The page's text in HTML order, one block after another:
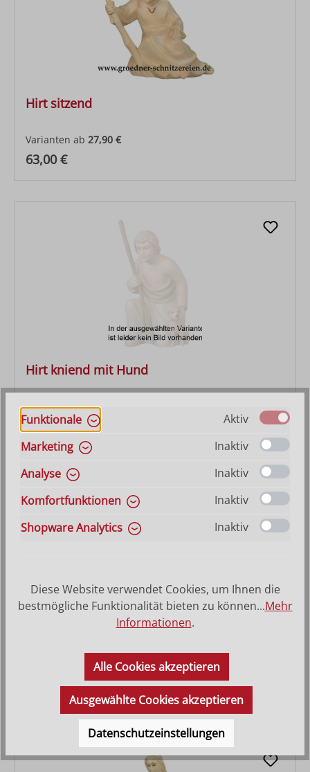
Hirt sitzend
Varianten ab 27,90 €
Regulärer Preis:
63,00 €
Hirt kniend mit Hund
Varianten ab27,90 €
Regulärer Preis:
63,00 €
27,90 €
Regulärer Preis:
Funktionale
Aktiv
Marketing
Inaktiv
Analyse
Inaktiv
Komfortfunktionen
Inaktiv
Shopware Analytics
Inaktiv
Diese Website verwendet Cookies, um Ihnen die
bestmögliche Funktionalität bieten zu können...Mehr
Informationen.
Alle Cookies akzeptieren
Ausgewählte Cookies akzeptieren
Datenschutzeinstellungen